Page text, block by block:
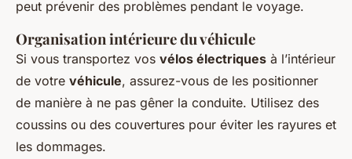
peut prévenir des problèmes pendant le voyage.
Organisation intérieure du véhicule
Si vous transportez vos vélos électriques à l’intérieur
de votre véhicule, assurez-vous de les positionner
de manière à ne pas gêner la conduite. Utilisez des
coussins ou des couvertures pour éviter les rayures et
les dommages.